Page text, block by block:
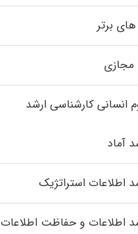
برتر
مجازی
انسانی کارشناسی ارشد
آماد
اطلاعات استراتژیک
اطلاعات و حفاظت اطلاعات